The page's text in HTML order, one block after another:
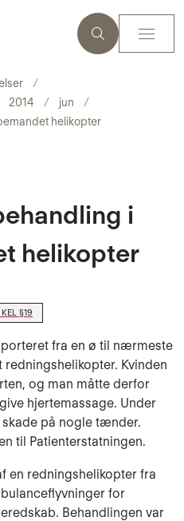
2014
jun
helikopter
i
helikopter
§19
fra en ø til nærmeste
Kvinden
og man måtte derfor
hjertemassage. Under
på nogle tænder.
til Patienterstatningen.
en redningshelikopter fra
for
Behandlingen var